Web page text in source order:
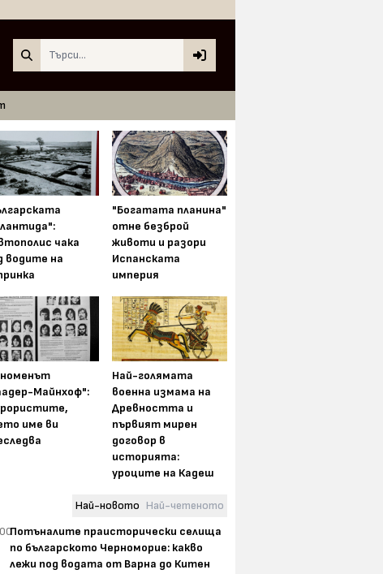
чака
водите на
"Богатата планина"
отне безброй
животи и разори
Испанската
империя
Майнхоф":
име ви
Най-голямата
военна измама на
Древността и
първият мирен
договор в
историята:
уроците на Кадеш
Най-новото Най-четеното
Потъналите праисторически селища
по българското Черноморие: какво
лежи под водата от Варна до Китен